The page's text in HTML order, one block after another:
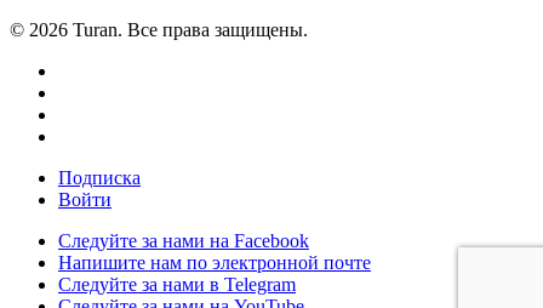
© 2026 Turan. Все права защищены.
Подписка
Войти
Следуйте за нами на Facebook
Напишите нам по электронной почте
Следуйте за нами в Telegram